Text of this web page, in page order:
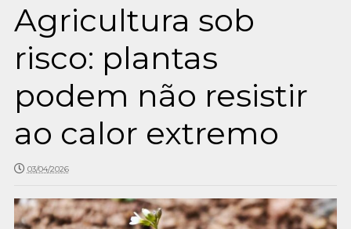
Agricultura sob
risco: plantas
podem não resistir
ao calor extremo
03/04/2026